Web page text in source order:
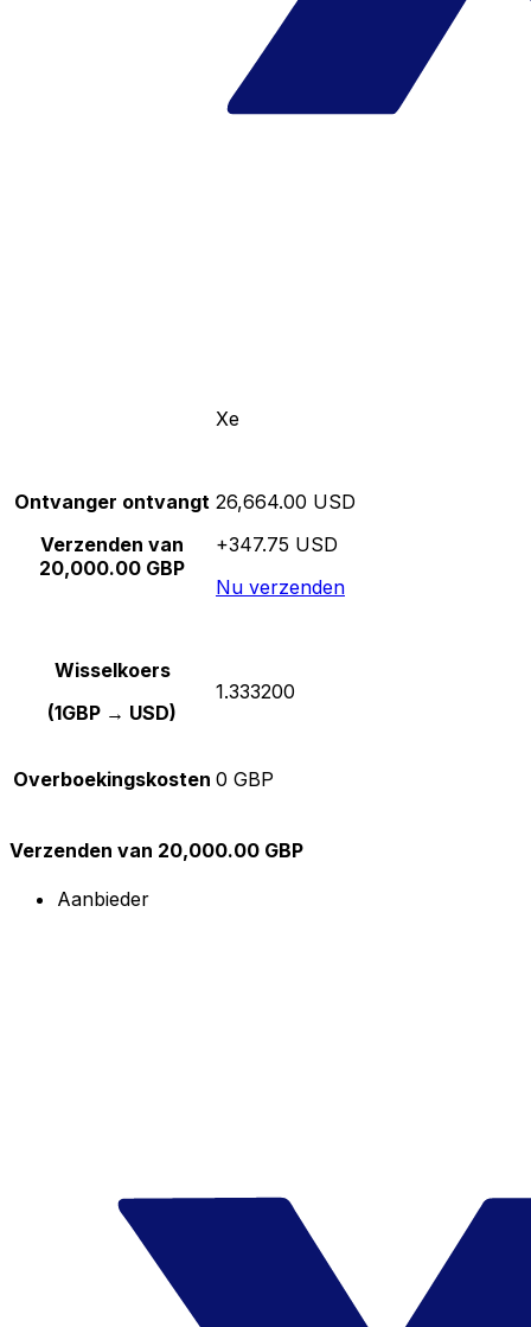
Xe
Ontvanger ontvangt
Verzenden van
20,000.00 GBP
26,664.00 USD
+347.75 USD
Nu verzenden
Wisselkoers
(1GBP → USD)
1.333200
Overboekingskosten 0 GBP
Verzenden van 20,000.00 GBP
Aanbieder